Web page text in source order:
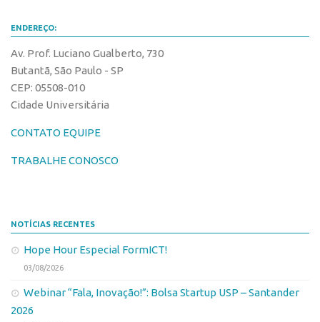
Como solicitar
Portal do Inventor
Patrimônio Genético
Leis e Normas
PD&I
ENDEREÇO:
Av. Prof. Luciano Gualberto, 730
Butantã, São Paulo - SP
CEP: 05508-010
Cidade Universitária
CONTATO EQUIPE
TRABALHE CONOSCO
NOTÍCIAS RECENTES
Hope Hour Especial FormICT!
03/08/2026
Webinar “Fala, Inovação!”: Bolsa Startup USP – Santander
2026